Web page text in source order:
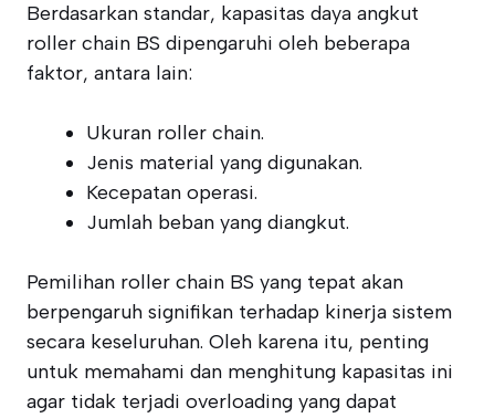
Berdasarkan standar, kapasitas daya angkut
roller chain BS dipengaruhi oleh beberapa
faktor, antara lain:
Ukuran roller chain.
Jenis material yang digunakan.
Kecepatan operasi.
Jumlah beban yang diangkut.
Pemilihan roller chain BS yang tepat akan
berpengaruh signifikan terhadap kinerja sistem
secara keseluruhan. Oleh karena itu, penting
untuk memahami dan menghitung kapasitas ini
agar tidak terjadi overloading yang dapat